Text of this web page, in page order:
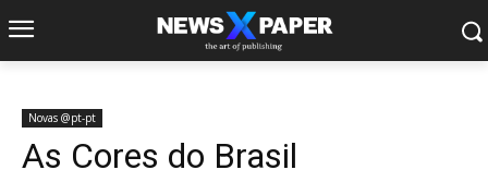
Novas @pt-pt
As Cores do Brasil